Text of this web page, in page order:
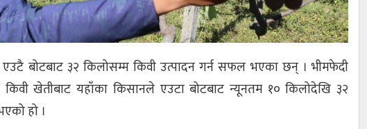
बोटबाट ३२ किलोसम्म किवी उत्पादन गर्न सफल भएका छन् । भीमफेदी
किवी खेतीबाट यहाँका किसानले एउटा बोटबाट न्यूनतम १० किलोदेखि ३२
हो ।